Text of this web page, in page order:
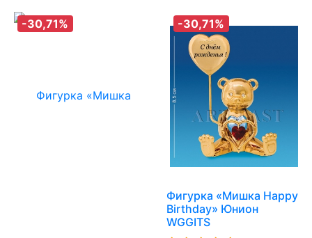
-30,71% -30,71%
Фигурка «Мишка Happy
Birthday» Юнион
WGGITS